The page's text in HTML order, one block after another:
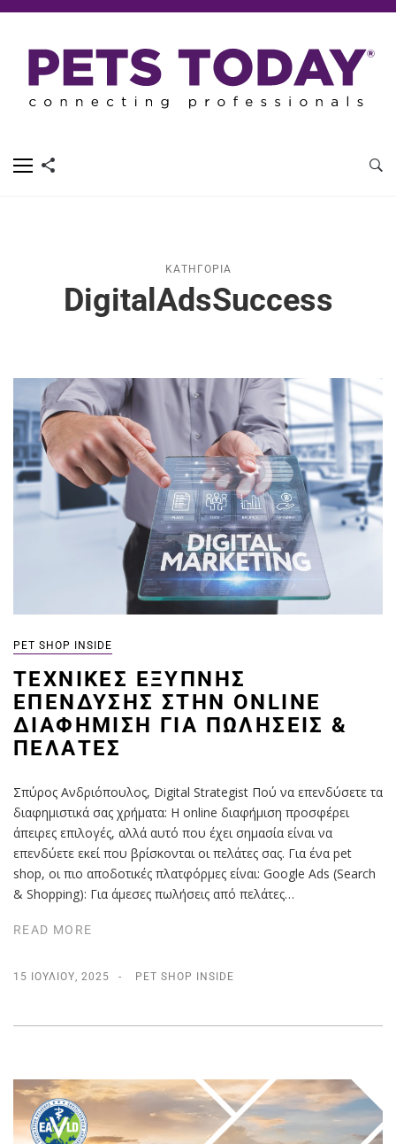
ΚΑΤΗΓΟΡΊΑ
DigitalAdsSuccess
PET SHOP INSIDE
ΤΕΧΝΙΚΈΣ ΈΞΥΠΝΗΣ
ΕΠΈΝΔΥΣΗΣ ΣΤΗΝ ONLINE
ΔΙΑΦΉΜΙΣΗ ΓΙΑ ΠΩΛΉΣΕΙΣ &
ΠΕΛΆΤΕΣ
Σπύρος Ανδριόπουλος, Digital Strategist Πού να επενδύσετε τα
διαφημιστικά σας χρήματα: Η online διαφήμιση προσφέρει
άπειρες επιλογές, αλλά αυτό που έχει σημασία είναι να
επενδύετε εκεί που βρίσκονται οι πελάτες σας. Για ένα pet
shop, οι πιο αποδοτικές πλατφόρμες είναι: Google Ads (Search
& Shopping): Για άμεσες πωλήσεις από πελάτες…
READ MORE
15 ΙΟΥΛΊΟΥ, 2025 PET SHOP INSIDE